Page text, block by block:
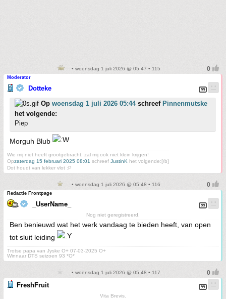
• woensdag 1 juli 2026 @ 05:47 • 115
Moderator
Dotteke
Op woensdag 1 juli 2026 05:44schreef Pinnenmutske
het volgende:
Piep
Morguh Blub
Wie mij niet heeft grootgebracht, zal mij ook niet klein krijgen!
Opzaterdag 15 februari 2025 08:01 schreef JustinK het volgende:[/b]
Dot houdt van lekker vlot :P
• woensdag 1 juli 2026 @ 05:48 • 116
Redactie Frontpage
_UserName_
Nog niet geregistreerd.
Ben benieuwd wat het werk vandaag te bieden heeft, van open
tot sluit leiding
Trotse papa van Jyske O+ 07-03-2025 O+
Winnaar DTS seizoen 93 *O*
• woensdag 1 juli 2026 @ 05:48 • 117
FreshFruit
Vita Brevis.